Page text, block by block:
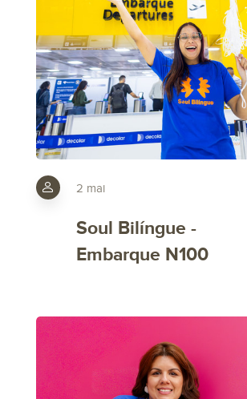
2 mai
Soul Bilíngue -
Embarque N100